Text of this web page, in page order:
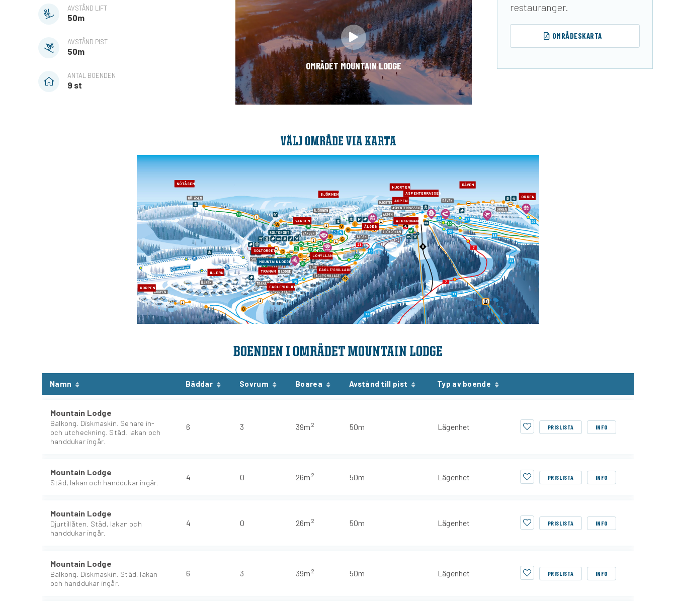
AVSTÅND LIFT
50m
AVSTÅND PIST
50m
ANTAL BOENDEN
9 st
OMRÅDET MOUNTAIN LODGE
restauranger.
OMRÅDESKARTA
VÄLJ OMRÅDE VIA KARTA
ÄLGEN
ASPEN
BJÖRNEN
ILLERN
LOHYLLAN
ORREN
VARGEN
TRANAN
MOUNTAIN LODGE
ASPENTERRASSEN
ÄLGKRONAN
HJORTEN
SOLTORGET
RÄVEN
EAGLE'S CLIFF
EAGLE'S VILLAGE
KORPEN
NÖTÅSEN
BOENDEN I OMRÅDET MOUNTAIN LODGE
Namn Bäddar Sovrum Boarea Avstånd till pist Typ av boende
Mountain Lodge
Balkong. Diskmaskin. Senare in-
och utcheckning. Städ, lakan och
handdukar ingår.
6 3 39m 2 50m Lägenhet PRISLISTA INFO
Mountain Lodge
Städ, lakan och handdukar ingår.
4 0 26m 2 50m Lägenhet PRISLISTA INFO
Mountain Lodge
Djurtillåten. Städ, lakan och
handdukar ingår.
4 0 26m 2 50m Lägenhet PRISLISTA INFO
Mountain Lodge
Balkong. Diskmaskin. Städ, lakan
och handdukar ingår.
6 3 39m 2 50m Lägenhet PRISLISTA INFO